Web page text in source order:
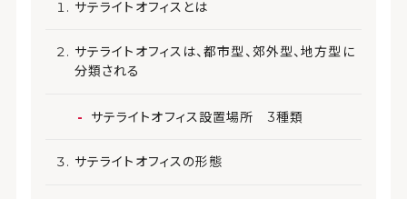
サテライトオフィスとは
サテライトオフィスは、都市型、郊外型、地方型に
分類される
サテライトオフィス設置場所 3種類
サテライトオフィスの形態